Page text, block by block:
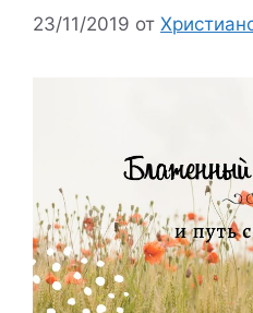
23/11/2019 от